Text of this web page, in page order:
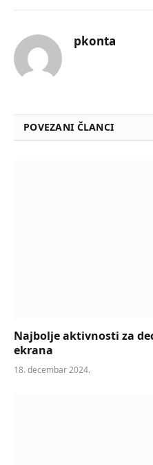
pkonta
POVEZANI ČLANCI
Najbolje aktivnosti za
ekrana
18. decembar 2024.